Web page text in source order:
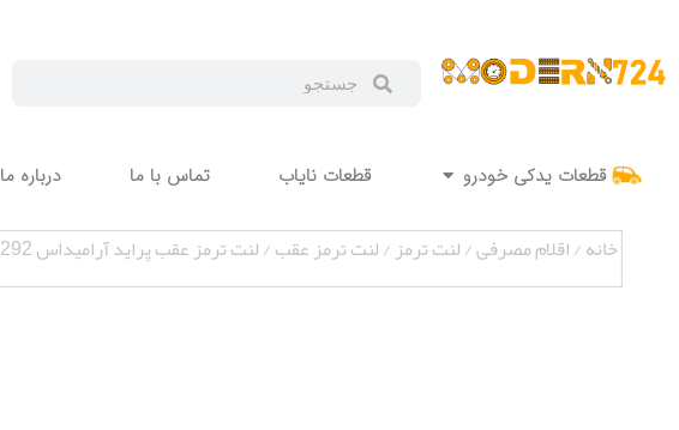
قطعات یدکی خودرو قطعات نایاب تماس با ما درباره ما
خانه/اقلام مصرفی/لنت ترمز/لنت ترمز عقب/ لنت ترمز عقب پراید آرامیداس MAP000292